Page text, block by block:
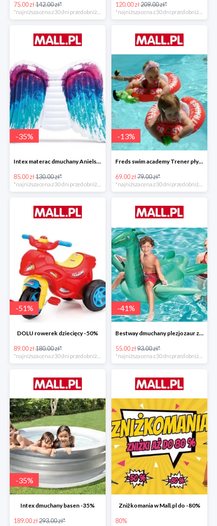
75.00 zł142.00 zł*
*najniższa cena z 30 dni przed obniżką
120.00 zł209.00 zł*
*najniższa cena z 30 dni przed obniżką
-35%
Intex materac dmuchany Anielskie skrzydła -34%
85.00 zł130.00 zł*
-13%
Freds swim academy Trener pływania
69.00 zł79.00 zł*
-51%
DOLU rowerek dziecięcy -50%
89.00 zł180.00 zł*
*najniższa cena z 30 dni przed obniżką
-41%
Bestway dmuchany plezjozaur z uchwytami -40%
55.00 zł93.00 zł*
*najniższa cena z 30 dni przed obniżką
-35%
Intex dmuchany basen -35%
189.00 zł293.00 zł*
Zniżkomania w Mall.pl do -80%
80%